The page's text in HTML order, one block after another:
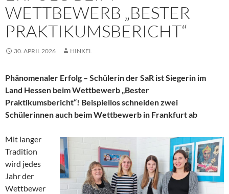
WETTBEWERB „BESTER
PRAKTIKUMSBERICHT“
30. APRIL 2026 HINKEL
Phänomenaler Erfolg – Schülerin der SaR ist Siegerin im
Land Hessen beim Wettbewerb „Bester
Praktikumsbericht“! Beispiellos schneiden zwei
Schülerinnen auch beim Wettbewerb in Frankfurt ab
Mit langer
Tradition
wird jedes
Jahr der
Wettbewer